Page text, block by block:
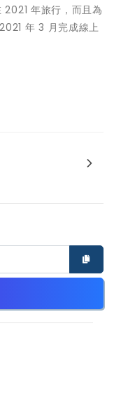
年旅行，而且為
年 3 月完成線上